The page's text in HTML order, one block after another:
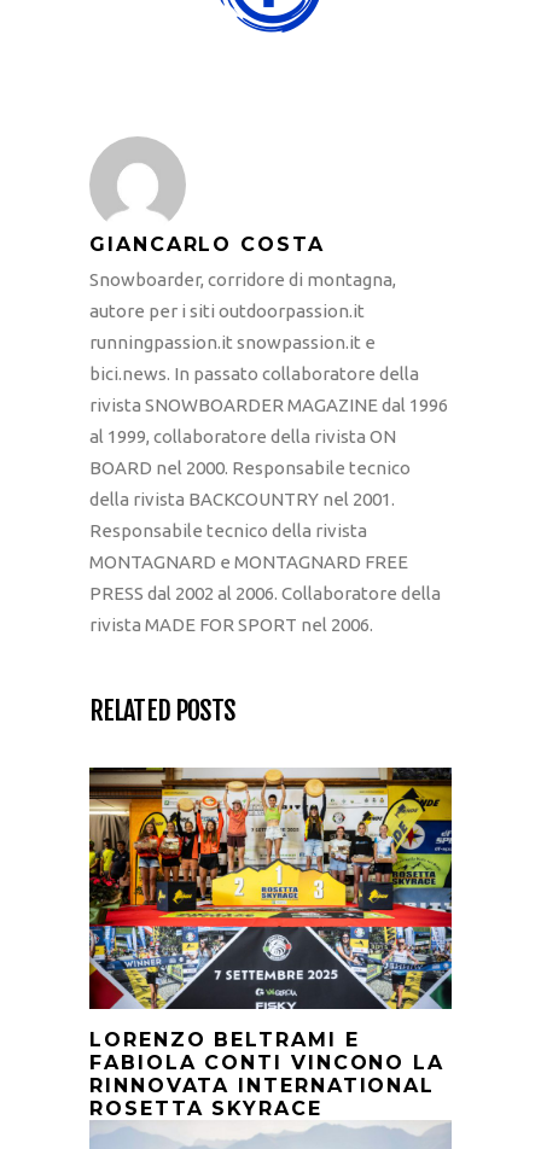
GIANCARLO COSTA
Snowboarder, corridore di montagna,
autore per i siti outdoorpassion.it
runningpassion.it snowpassion.it e
bici.news. In passato collaboratore della
rivista SNOWBOARDER MAGAZINE dal 1996
al 1999, collaboratore della rivista ON
BOARD nel 2000. Responsabile tecnico
della rivista BACKCOUNTRY nel 2001.
Responsabile tecnico della rivista
MONTAGNARD e MONTAGNARD FREE
PRESS dal 2002 al 2006. Collaboratore della
rivista MADE FOR SPORT nel 2006.
RELATED POSTS
LORENZO BELTRAMI E
FABIOLA CONTI VINCONO LA
RINNOVATA INTERNATIONAL
ROSETTA SKYRACE